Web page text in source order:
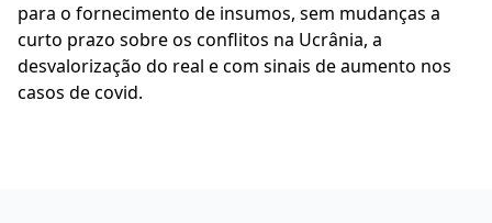
para o fornecimento de insumos, sem mudanças a
curto prazo sobre os conflitos na Ucrânia, a
desvalorização do real e com sinais de aumento nos
casos de covid.